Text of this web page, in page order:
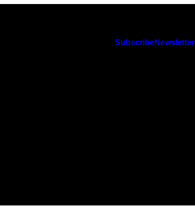
SubscribeNewsletter